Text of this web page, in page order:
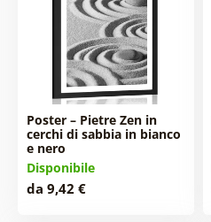
Poster – Pietre Zen in
cerchi di sabbia in bianco
e nero
Disponibile
da 9,42 €